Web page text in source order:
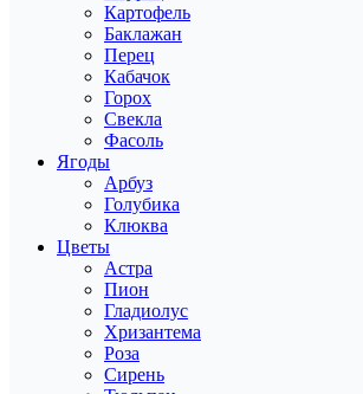
Картофель
Баклажан
Перец
Кабачок
Горох
Свекла
Фасоль
Ягоды
Арбуз
Голубика
Клюква
Цветы
Астра
Пион
Гладиолус
Хризантема
Роза
Сирень